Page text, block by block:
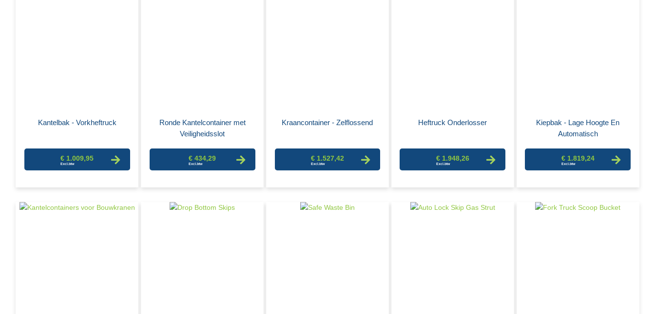
Kantelbak - Vorkheftruck
€ 1.009,95
Ronde Kantelcontainer met
Veiligheidsslot
€ 434,29
Kraancontainer - Zelflossend
€ 1.527,42
Heftruck Onderlosser
€ 1.948,26
Kiepbak - Lage Hoogte En
Automatisch
€ 1.819,24